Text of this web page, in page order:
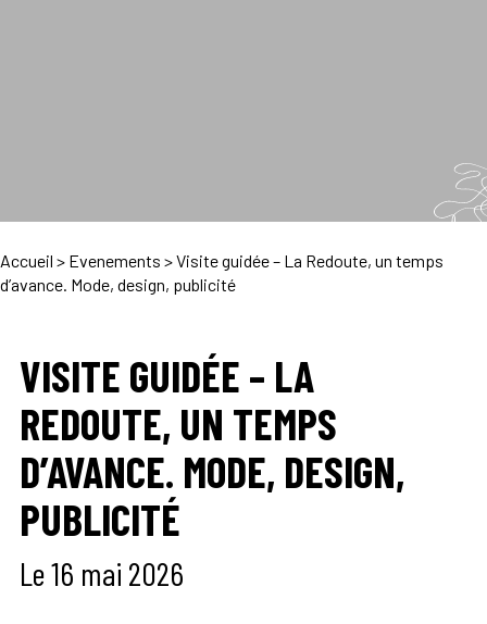
Accueil > Evenements >Visite guidée – La Redoute, un temps
d’avance. Mode, design, publicité
VISITE GUIDÉE – LA
REDOUTE, UN TEMPS
D’AVANCE. MODE, DESIGN,
PUBLICITÉ
Le 16 mai 2026